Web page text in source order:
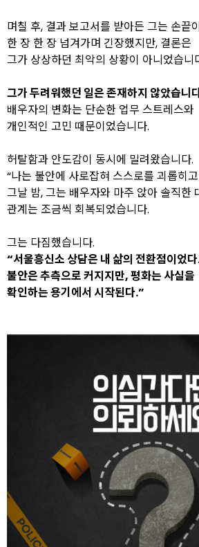
며칠 후, 결과 보고서를 받아든 그는 손끝
한 장 한 장 넘겨가며 긴장했지만, 결론은
그가 상상하던 최악의 상황이 아니었습니
그가 두려워했던 일은 존재하지 않았습니
배우자의 변화는 단순한 업무 스트레스와
개인적인 고민 때문이었습니다.
허탈함과 안도감이 동시에 밀려왔습니다.
“나는 불안에 사로잡혀 스스로를 괴롭히
그날 밤, 그는 배우자와 마주 앉아 솔직한
관계는 조금씩 회복되었습니다.
그는 다짐했습니다.
“서울흥신소 상담은 내 삶의 전환점이었
불안은 추측으로 커지지만, 평화는 사실을
확인하는 용기에서 시작된다.”